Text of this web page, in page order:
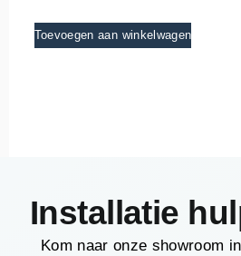
Toevoegen aan winkelwagen
Installatie
Kom naar onze showroom